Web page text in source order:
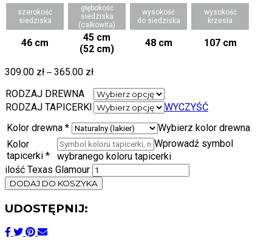
szerokość
siedziska
głębokość
siedziska
(całkowita)
wysokość
do siedziska
wysokość
krzesła
46 cm
45 cm
(52 cm)
48 cm 107 cm
309.00 zł – 365.00 zł
RODZAJ DREWNA
RODZAJ TAPICERKI
WYCZYŚĆ
Kolor drewna *
Wybierz kolor drewna
Kolor
tapicerki *
Wprowadź symbol
wybranego koloru tapicerki
ilość Texas Glamour
DODAJ DO KOSZYKA
UDOSTĘPNIJ: